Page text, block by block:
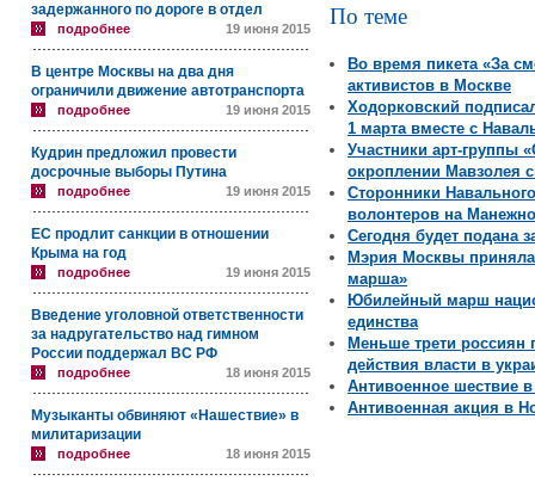
задержанного по дороге в отдел
подробнее 19 июня 2015
В центре Москвы на два дня
ограничили движение автотранспорта
подробнее 19 июня 2015
Кудрин предложил провести
досрочные выборы Путина
подробнее 19 июня 2015
ЕС продлит санкции в отношении
Крыма на год
подробнее 19 июня 2015
Введение уголовной ответственности
за надругательство над гимном
России поддержал ВС РФ
подробнее 18 июня 2015
Музыканты обвиняют «Нашествие» в
милитаризации
подробнее 18 июня 2015
По теме
Во время пикета «За
активистов в Москве
Ходорковский
1 марта вместе с
Участники арт-группы
окроплении Мавзолея
Сторонники
волонтеров на
Сегодня будет подана
Мэрия Москвы приняла
марша»
Юбилейный марш
единства
Меньше трети россиян
действия власти в
Антивоенное шествие
Антивоенная акция в